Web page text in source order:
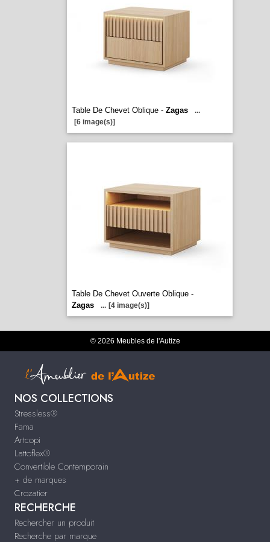
Table De Chevet Oblique - Zagas
...
[6 image(s)]
Table De Chevet Ouverte Oblique -
Zagas
... [4 image(s)]
© 2026 Meubles de l'Autize
NOS COLLECTIONS
Stressless®
Fama
Artcopi
Lattoflex®
Convertible Contemporain
+ de marques
Crozatier
RECHERCHE
Rechercher un produit
Recherche par marque